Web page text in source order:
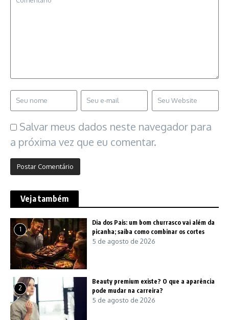
Salvar meus dados neste navegador para
a próxima vez que eu comentar.
Veja também
1
Dia dos Pais: um bom churrasco vai além da
picanha; saiba como combinar os cortes
5 de agosto de 2026
2
Beauty premium existe? O que a aparência
pode mudar na carreira?
5 de agosto de 2026